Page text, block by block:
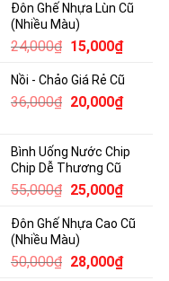
là:
21,000₫.
tại
12,000₫.
Đôn Ghế Nhựa Lùn Cũ
(Nhiều Màu)
24,000₫ Giá
là:
24,000₫.
15,000₫Giá
tại
là:
Nồi - Chảo Giá Rẻ Cũ
36,000₫ Giá
36,000₫.
20,000₫Giá
là:
Bình Uống Nước Chip
Chip Dễ Thương Cũ
55,000₫ Giá
là:
55,000₫.
25,000₫Giá
tại
25,000₫.
Đôn Ghế Nhựa Cao Cũ
(Nhiều Màu)
50,000₫ Giá
28,000₫Giá